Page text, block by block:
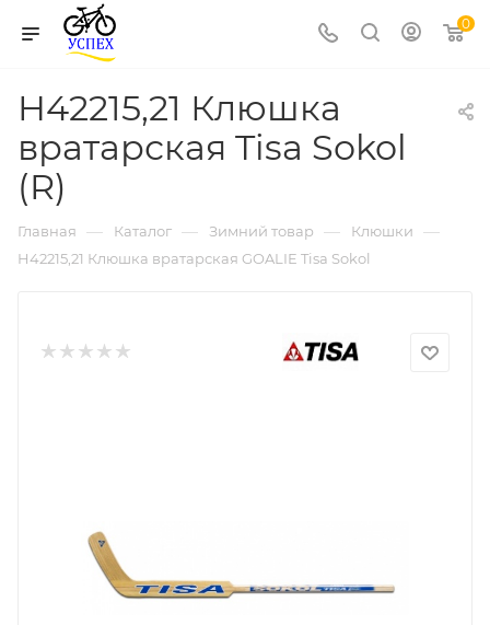
0
H42215,21 Клюшка
вратарская Tisa Sokol
(R)
Главная — Каталог — Зимний товар — Клюшки —
H42215,21 Клюшка вратарская GOALIE Tisa Sokol